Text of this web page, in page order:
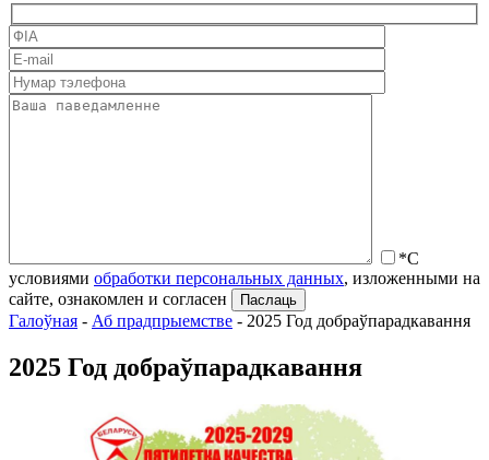
*С
условиями обработки персональных данных, изложенными на
сайте, ознакомлен и согласен
Галоўная - Аб прадпрыемстве - 2025 Год добраўпарадкавання
2025 Год добраўпарадкавання